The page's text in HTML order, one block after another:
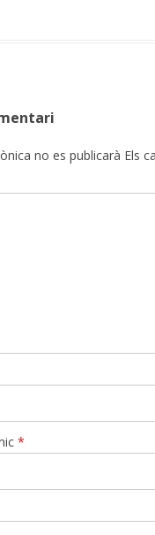
no es publicarà Els
*